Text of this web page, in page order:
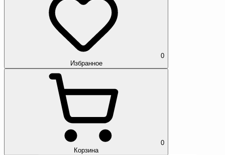
0
Избранное
0
Корзина